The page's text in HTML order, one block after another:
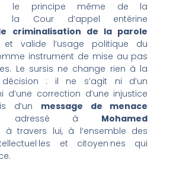
le principe même de la
la Cour d’appel entérine
criminalisation de la parole
et valide l’usage politique du
instrument de mise au pas
Le sursis ne change rien à la
: il ne s’agit ni d’un
d’une correction d’une injustice
d’un message de menace
à Mohamed
travers lui, à l’ensemble des
et citoyen·nes qui